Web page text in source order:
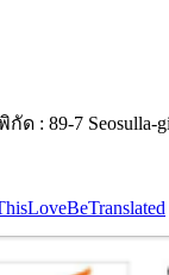
กัด : 89-7 Seosulla-